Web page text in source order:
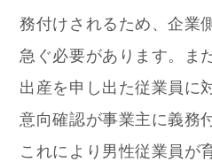
務付けされるため、企業
急ぐ必要があります。
ま
出産を申し出た従業員に
意向確認が事業主に義務
これにより男性従業員が